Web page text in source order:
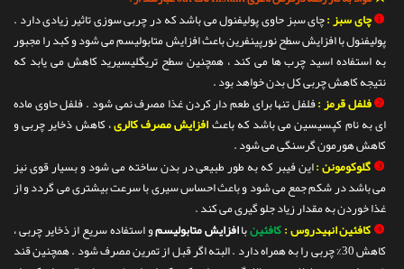
❶چای سبز :چای سبز حاوی پولیفنول می باشد که در چربی سوزی تاثیر زیادی دارد .
پولیفنول با افزایش سطح نورپینفرین باعث افزایش متابولیسم می شود و کبد را مجبور
به استفاده اسید چرب ها می کند ، همچنین سطح تریگلیسیرید کاهش می یابد که
نتیجه کاهش چربی کل بدن خواهد بود .
❷فلفل قرمز :فلفل تنها برای طعم دار کردن غذا مصرف نمی شود . فلفل حاوی ماده
ای به نام کپسیسین می باشد که باعثافزایش مصرف کالری، کاهش ذخایر چربی و
کاهش هورمون گرسنگی می شود .
❸گلوکومونن :این فیبر که به طور طبیعی در بدن ساخته می شود و بسیار قوی نیز
می باشد در شکم جمع می شود و باعث احساس سیری با سرعت بیشتری می گردد و از
غذا خوردن به مقدار زیاد جلو گیری می کند .
❹کافئین انهیدروس :کافئینباافزایش متابولیسمو استفاده سریع از ذخایر چربی ،
کاهش 30% چربی را به همراه دارد . البته اگر قبل از تمرین مصرف شود . همچنین قند